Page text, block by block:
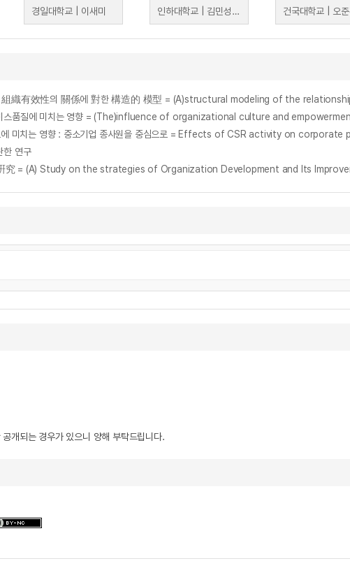
경일대학교 | 이새미
인하대학교 | 김민성 외
건국대학교 | 오
서비스품질에 미치는 영향 = (The)influence of organizational culture and
한 연구
硏究 = (A) Study on the strategies of Organization Development and Its
개되는 경우가 있으니 양해 부탁드립니다.